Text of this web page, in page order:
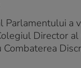
Parlamentului a
Director